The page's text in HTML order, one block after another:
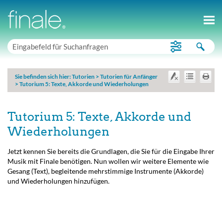
Sie befinden sich hier:Tutorien > Tutorien für Anfänger
> Tutorium 5: Texte, Akkorde und Wiederholungen
Tutorium 5: Texte, Akkorde und
Wiederholungen
Jetzt kennen Sie bereits die Grundlagen, die Sie für die Eingabe Ihrer
Musik mit Finale benötigen. Nun wollen wir weitere Elemente wie
Gesang (Text), begleitende mehrstimmige Instrumente (Akkorde)
und Wiederholungen hinzufügen.